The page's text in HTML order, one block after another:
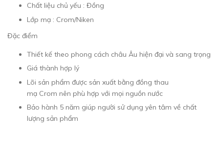
Chất liệu chủ yếu : Đồng
Lớp mạ : Crom/Niken
Đặc điểm
Thiết kế theo phong cách châu Âu hiện đại và sang trọng
Giá thành hợp lý
Lõi sản phẩm được sản xuất bằng đồng thau
mạ Crom nên phù hợp với mọi nguồn nước
Bảo hành 5 năm giúp người sử dụng yên tâm về chất
lượng sản phẩm